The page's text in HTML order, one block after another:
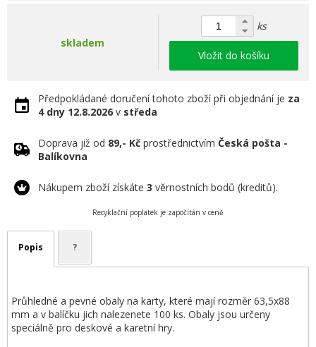
skladem
ks
Vložit do košíku
Předpokládané doručení tohoto zboží při objednání je za
4 dny 12.8.2026 v středa
Doprava již od 89,- Kč prostřednictvím Česká pošta -
Balíkovna
Nákupem zboží získáte 3 věrnostních bodů (kreditů).
Recyklační poplatek je započítán v ceně
Popis ?
Průhledné a pevné obaly na karty, které mají rozměr 63,5x88
mm a v balíčku jich nalezenete 100 ks. Obaly jsou určeny
speciálně pro deskové a karetní hry.